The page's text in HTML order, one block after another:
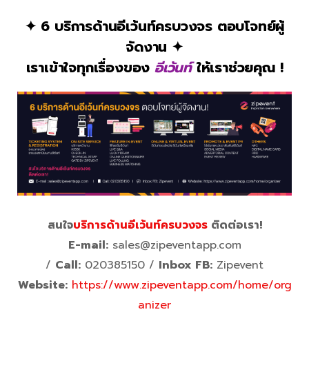
✦ 6 บริการด้านอีเว้นท์ครบวงจร ตอบโจทย์ผู้
จัดงาน ✦
เราเข้าใจทุกเรื่องของ อีเว้นท์ให้เราช่วยคุณ !
สนใจบริการด้านอีเว้นท์ครบวงจรติดต่อเรา!
E-mail:sales@zipeventapp.com
/ Call: 020385150 / Inbox FB: Zipevent
Website: https://www.zipeventapp.com/home/org
anizer